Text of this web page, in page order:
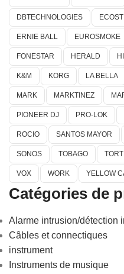
DBTECHNOLOGIES
ERNIE BALL EUROSMOKE
FONESTAR HERALD
K&M KORG LA BELLA
MARK MARKTINEZ
PIONEER DJ PRO-LOK
ROCIO SANTOS MAYOR
SONOS TOBAGO
VOX WORK YELLOW
Catégories de
Alarme intrusion/détection
Câbles et connectiques
instrument
Instruments de musique